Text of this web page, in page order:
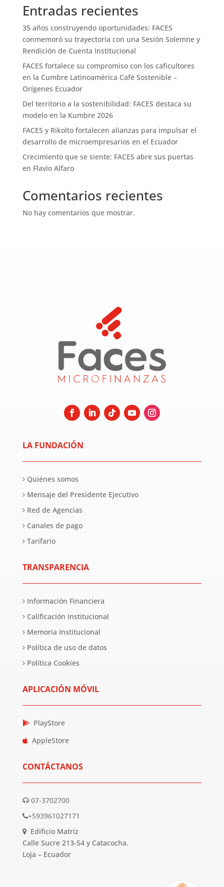
Entradas recientes
35 años construyendo oportunidades: FACES
conmemoró su trayectoria con una Sesión Solemne y
Rendición de Cuenta Institucional
FACES fortalece su compromiso con los caficultores
en la Cumbre Latinoamérica Café Sostenible –
Orígenes Ecuador
Del territorio a la sostenibilidad: FACES destaca su
modelo en la Kumbre 2026
FACES y Rikolto fortalecen alianzas para impulsar el
desarrollo de microempresarios en el Ecuador
Crecimiento que se siente: FACES abre sus puertas
en Flavio Alfaro
Comentarios recientes
No hay comentarios que mostrar.
LA FUNDACIÓN
Quiénes somos
Mensaje del Presidente Ejecutivo
Red de Agencias
Canales de pago
Tarifario
TRANSPARENCIA
Información Financiera
Calificación Institucional
Memoria Institucional
Política de uso de datos
Política Cookies
APLICACIÓN MÓVIL
PlayStore
AppleStore
CONTÁCTANOS
07-3702700
+593961027171
Edificio Matriz
Calle Sucre 213-54 y Catacocha.
Loja – Ecuador